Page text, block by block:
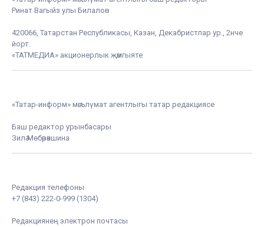
Ринат Вагыйз улы Билалов
420066, Татарстан Республикасы, Казан, Декабристлар ур., 2нче
йорт.
«ТАТМЕДИА» акционерлык җәмгыяте
«Татар-информ» мәгълүмат агентлыгы татар редакциясе
Баш редактор урынбасары
Зилә Мөбәрәкшина
Редакция телефоны
+7 (843) 222-0-999 (1304)
Редакциянең электрон почтасы